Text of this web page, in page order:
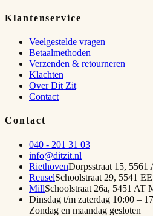
Klantenservice
Veelgestelde vragen
Betaalmethoden
Verzenden & retourneren
Klachten
Over Dit Zit
Contact
Contact
040 - 201 31 03
info@ditzit.nl
RiethovenDorpsstraat 15, 5561
ReuselSchoolstraat 29, 5541 EE
MillSchoolstraat 26a, 5451 AT
Dinsdag t/m zaterdag 10:00 –
Zondag en maandag gesloten